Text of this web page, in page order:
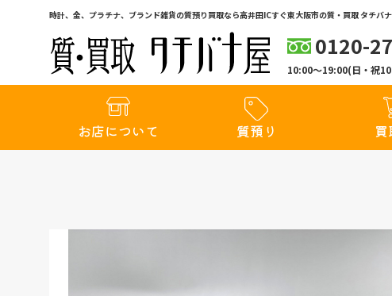
時計、金、プラチナ、ブランド雑貨の質預り買取なら高井田ICすぐ東大阪市の質・買取 タチバ
0120-
10:00〜19:00(日・祝
お店について 質預り 買